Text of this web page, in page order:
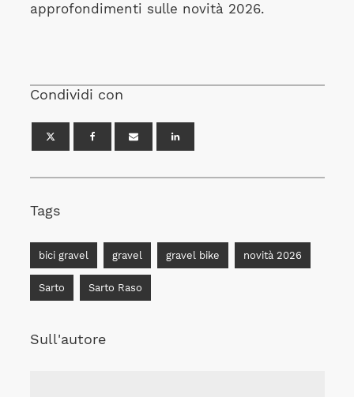
approfondimenti sulle novità 2026.
Condividi con
Tags
bici gravel gravel gravel bike novità 2026
Sarto Sarto Raso
Sull'autore